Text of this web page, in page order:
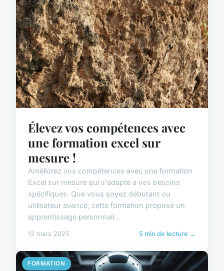
Élevez vos compétences avec
une formation excel sur
mesure !
Améliorez vos compétences avec une formation
Excel sur mesure qui s'adapte à vos besoins
spécifiques. Que vous soyez débutant ou
utilisateur avancé, cette formation propose un
apprentissage personnali...
12 mars 2025 5 min de lecture →
FORMATION